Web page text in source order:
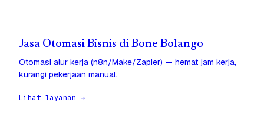
Jasa Otomasi Bisnis di Bone Bolango
Otomasi alur kerja (n8n/Make/Zapier) — hemat jam kerja,
kurangi pekerjaan manual.
Lihat layanan →